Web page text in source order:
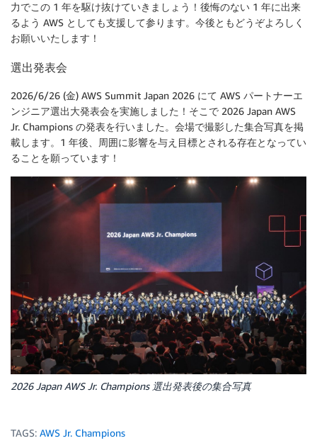
力でこの 1 年を駆け抜けていきましょう！後悔のない 1 年に出来
るよう AWS としても支援して参ります。今後ともどうぞよろしく
お願いいたします！
選出発表会
2026/6/26 (金) AWS Summit Japan 2026 にて AWS パートナーエ
ンジニア選出大発表会を実施しました！そこで 2026 Japan AWS
Jr. Champions の発表を行いました。会場で撮影した集合写真を掲
載します。1 年後、周囲に影響を与え目標とされる存在となってい
ることを願っています！
2026 Japan AWS Jr. Champions 選出発表後の集合写真
TAGS: AWS Jr. Champions